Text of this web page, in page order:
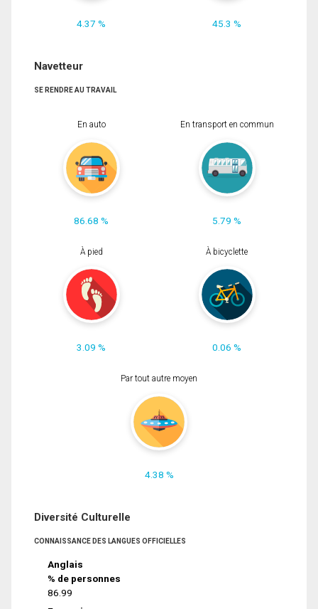
4.37 % 45.3 %
Navetteur
SE RENDRE AU TRAVAIL
En auto
86.68 %
En transport en commun
5.79 %
À pied
3.09 %
À bicyclette
0.06 %
Par tout autre moyen
4.38 %
Diversité Culturelle
CONNAISSANCE DES LANGUES OFFICIELLES
Anglais
% de personnes
86.99